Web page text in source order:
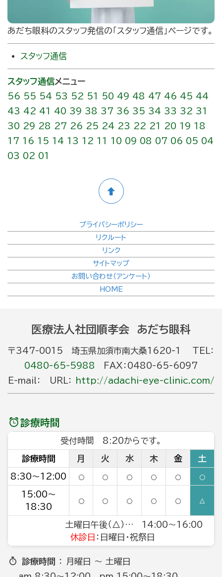
あだち眼科のスタッフ発信の｢スタッフ通信」ページです。
スタッフ通信
スタッフ通信メニュー
56 55 54 53 52 51 50 49 48 47 46 45 44
43 42 41 40 39 38 37 36 35 34 33 32 31
30 29 28 27 26 25 24 23 22 21 20 19 18
17 16 15 14 13 12 11 10 09 08 07 06 05 04
03 02 01
プライバシーポリシー
リクルート
リンク
サイトマップ
お問い合わせ（アンケート）
HOME
医療法人社団順孝会 あだち眼科
〒347-0015 埼玉県加須市南大桑1620-1 TEL：
0480-65-5988
FAX：0480-65-6097
E-mail： URL：
http://adachi-eye-clinic.com/
診療時間
受付時間 8:20からです。
診療時間 月 火 水 木 金 土
8:30～12:00 ○ ○ ○ ○ ○ ○
15:00～
18:30
○ ○ ○ ○ ○ △
土曜日午後（△）… 14:00～16:00
休診日 ：日曜日・祝祭日
診療時間
： 月曜日 ～ 土曜日